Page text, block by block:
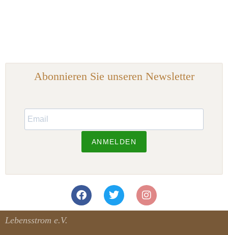
Abonnieren Sie unseren Newsletter
ANMELDEN
Lebensstrom e.V.